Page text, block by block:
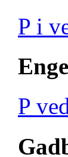
P i
P